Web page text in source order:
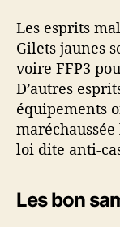
Les esprits
Gilets jaunes
voire FFP3
D’autres
équipements
loi dite anti-
Les bon